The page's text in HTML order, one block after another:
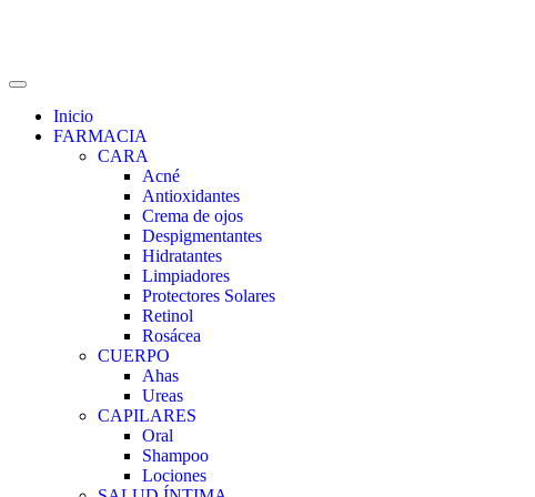
Inicio
FARMACIA
CARA
Acné
Antioxidantes
Crema de ojos
Despigmentantes
Hidratantes
Limpiadores
Protectores Solares
Retinol
Rosácea
CUERPO
Ahas
Ureas
CAPILARES
Oral
Shampoo
Lociones